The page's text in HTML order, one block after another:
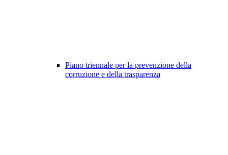
Piano triennale per la prevenzione della
corruzione e della trasparenza